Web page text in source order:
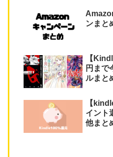
ンまと
【
円まで
ルまと
【
イント
他まと